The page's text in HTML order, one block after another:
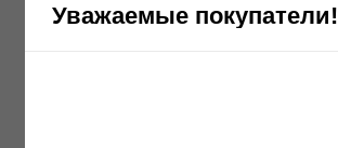
Уважаемые покупатели!